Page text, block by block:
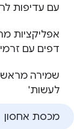
עם עדיפות
אפליקציות
דפים עם זרמי
שמירה
לעשות'
מכסת אחסון